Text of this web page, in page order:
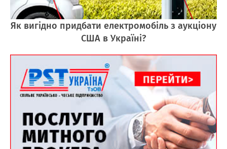
Як вигідно придбати електромобіль з аукціону
США в Україні?